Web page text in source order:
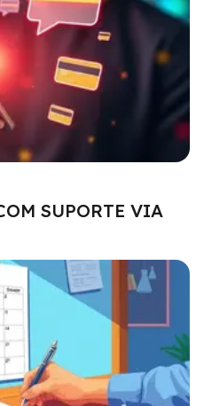
SUPORTE VIA